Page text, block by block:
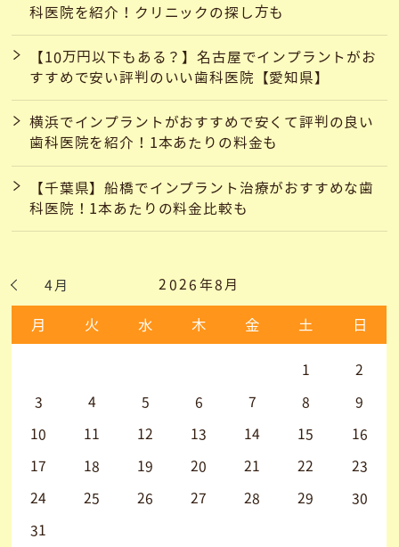
科医院を紹介！クリニックの探し方も
【10万円以下もある？】名古屋でインプラントがお
すすめで安い評判のいい歯科医院【愛知県】
横浜でインプラントがおすすめで安くて評判の良い
歯科医院を紹介！1本あたりの料金も
【千葉県】船橋でインプラント治療がおすすめな歯
科医院！1本あたりの料金比較も
2026年8月
月 火 水 木 金 土 日
4月
1 2
3 4 5 6 7 8 9
10 11 12 13 14 15 16
17 18 19 20 21 22 23
24 25 26 27 28 29 30
31